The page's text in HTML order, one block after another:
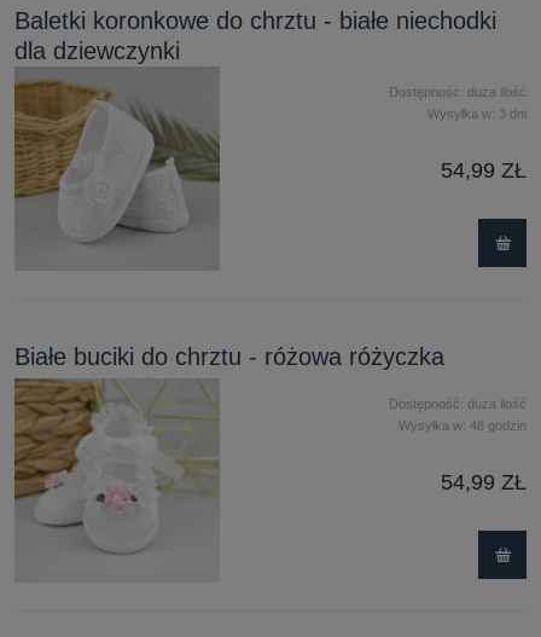
Baletki koronkowe do chrztu - białe niechodki
dla dziewczynki
Dostępność: duża ilość
Wysyłka w: 3 dni
54,99 ZŁ
Białe buciki do chrztu - różowa różyczka
Dostępność: duża ilość
Wysyłka w: 48 godzin
54,99 ZŁ